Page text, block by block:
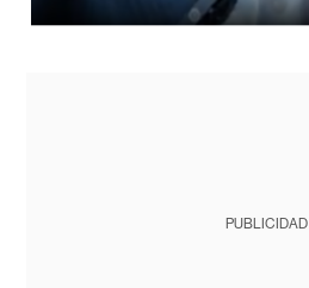
PUBLICIDAD